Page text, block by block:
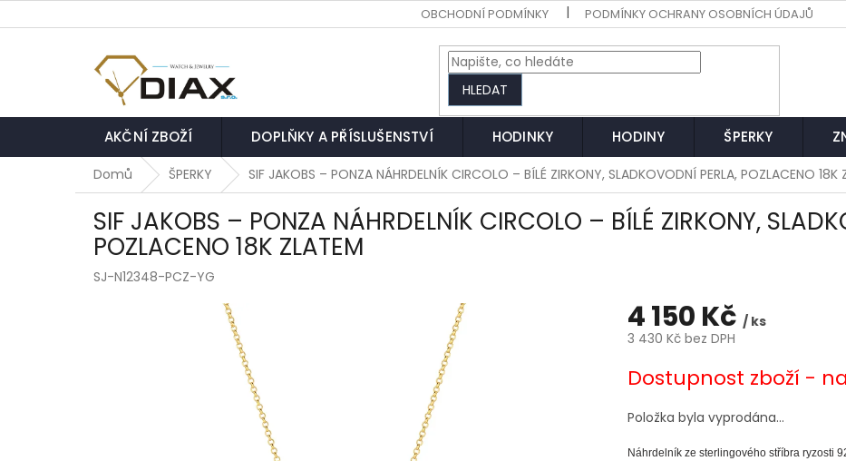
na
OBCHODNÍ PODMÍNKY PODMÍNKY OCHRANY OSOBNÍCH ÚDAJŮ
HLEDAT
AKČNÍ ZBOŽÍ DOPLŇKY A PŘÍSLUŠENSTVÍ HODINKY HODINY ŠPERKY
Domů ŠPERKY SIF JAKOBS – PONZA NÁHRDELNÍK CIRCOLO – BÍLÉ ZIRKONY, SLADKOVODNÍ PERLA, POZLACENO 18K
SIF JAKOBS – PONZA NÁHRDELNÍK CIRCOLO – BÍLÉ ZIRKONY,
POZLACENO 18K ZLATEM
SJ-N12348-PCZ-YG
4 150 Kč / ks
3 430 Kč bez DPH
cena:
Dostupnost zboží -
Položka byla vyprodána…
Náhrdelník ze sterlingového stříbra ryzosti